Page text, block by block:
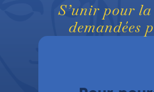
S’unir pour
demandées